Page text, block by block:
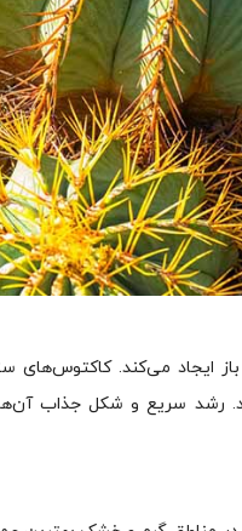
ایجاد می‌کند. کاکتوس‌های
رشد سریع و شکل جذاب